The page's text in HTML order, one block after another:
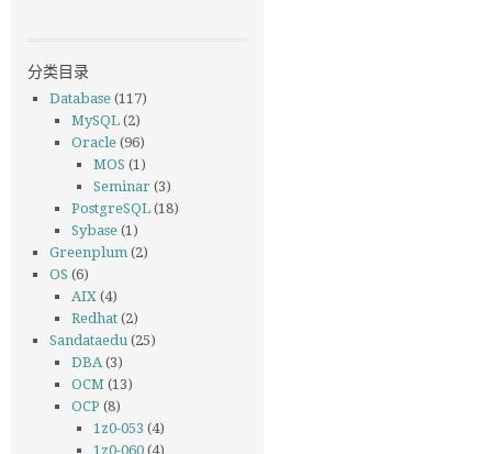
分类目录
Database (117)
MySQL (2)
Oracle (96)
MOS (1)
Seminar (3)
PostgreSQL (18)
Sybase (1)
Greenplum (2)
OS (6)
AIX (4)
Redhat (2)
Sandataedu (25)
DBA(3)
OCM (13)
OCP (8)
1z0-053 (4)
1z0-060 (4)